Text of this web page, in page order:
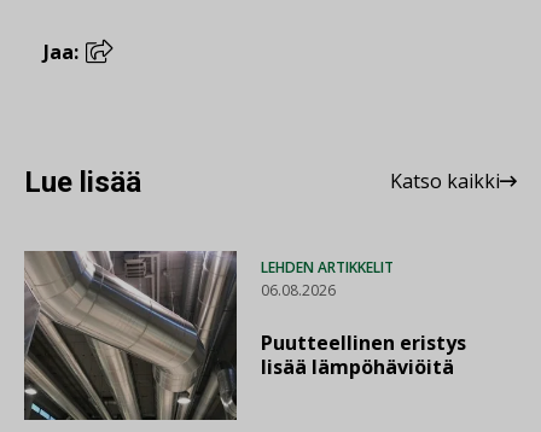
Jaa:
Lue lisää Katso kaikki
LEHDEN ARTIKKELIT
06.08.2026
Puutteellinen eristys
lisää lämpöhäviöitä